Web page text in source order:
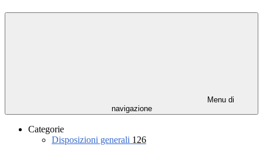
Menu di
navigazione
Categorie
Disposizioni generali 126